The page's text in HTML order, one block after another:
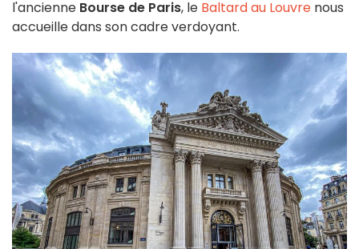
l'ancienne Bourse de Paris, le Baltard au Louvre nous
accueille dans son cadre verdoyant.